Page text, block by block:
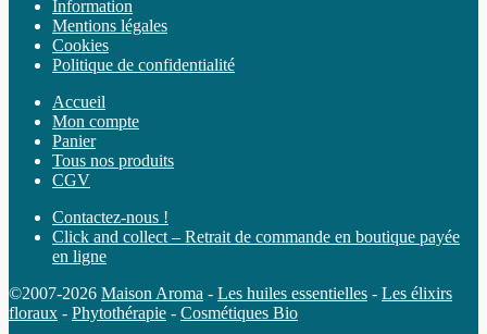
Information
Mentions légales
Cookies
Politique de confidentialité
Accueil
Mon compte
Panier
Tous nos produits
CGV
Contactez-nous !
Click and collect – Retrait de commande en boutique payée
en ligne
©2007-2026 Maison Aroma - Les huiles essentielles - Les élixirs
floraux - Phytothérapie - Cosmétiques Bio